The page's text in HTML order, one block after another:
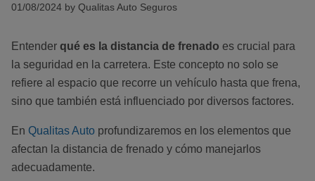
01/08/2024 by Qualitas Auto Seguros
Entender qué es la distancia de frenado es crucial para
la seguridad en la carretera. Este concepto no solo se
refiere al espacio que recorre un vehículo hasta que frena,
sino que también está influenciado por diversos factores.
En Qualitas Auto profundizaremos en los elementos que
afectan la distancia de frenado y cómo manejarlos
adecuadamente.